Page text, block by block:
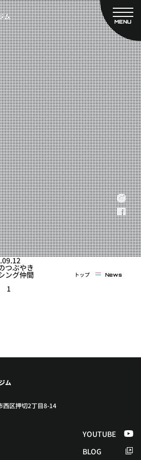
MENU
CLOSE
TOP
新着情報
ご予約
ベートコース予約
タルスタジオ予約
ボクシングジムについて
弘政プロフィール
スタッフ紹介
料金案内
設備紹介
アクセス
営業時間
トレーナー募集
スポンサー募集
会チケット購入
キャンペーン
実戦コース
料金システム
選手紹介
よくある質問
ットネスコース
料金システム
ビフォーアフター
BLOG
トップ News
つぶやき
ング仲間
1
区押切2丁目8-14
YOUTUBE
BLOG